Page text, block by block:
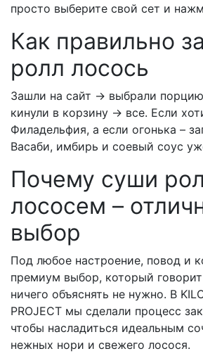
просто выберите свой сет и
Как правильно
ролл лосось
Зашли на сайт → выбрали
кинули в корзину → все. Если
Филадельфия, а если огонька –
Васаби, имбирь и соевый соус
Почему суши
лососем –
выбор
Под любое настроение, повод и
премиум выбор, который
ничего объяснять не нужно. В
PROJECT мы сделали процесс
чтобы насладиться идеальным
нежных нори и свежего лосося.